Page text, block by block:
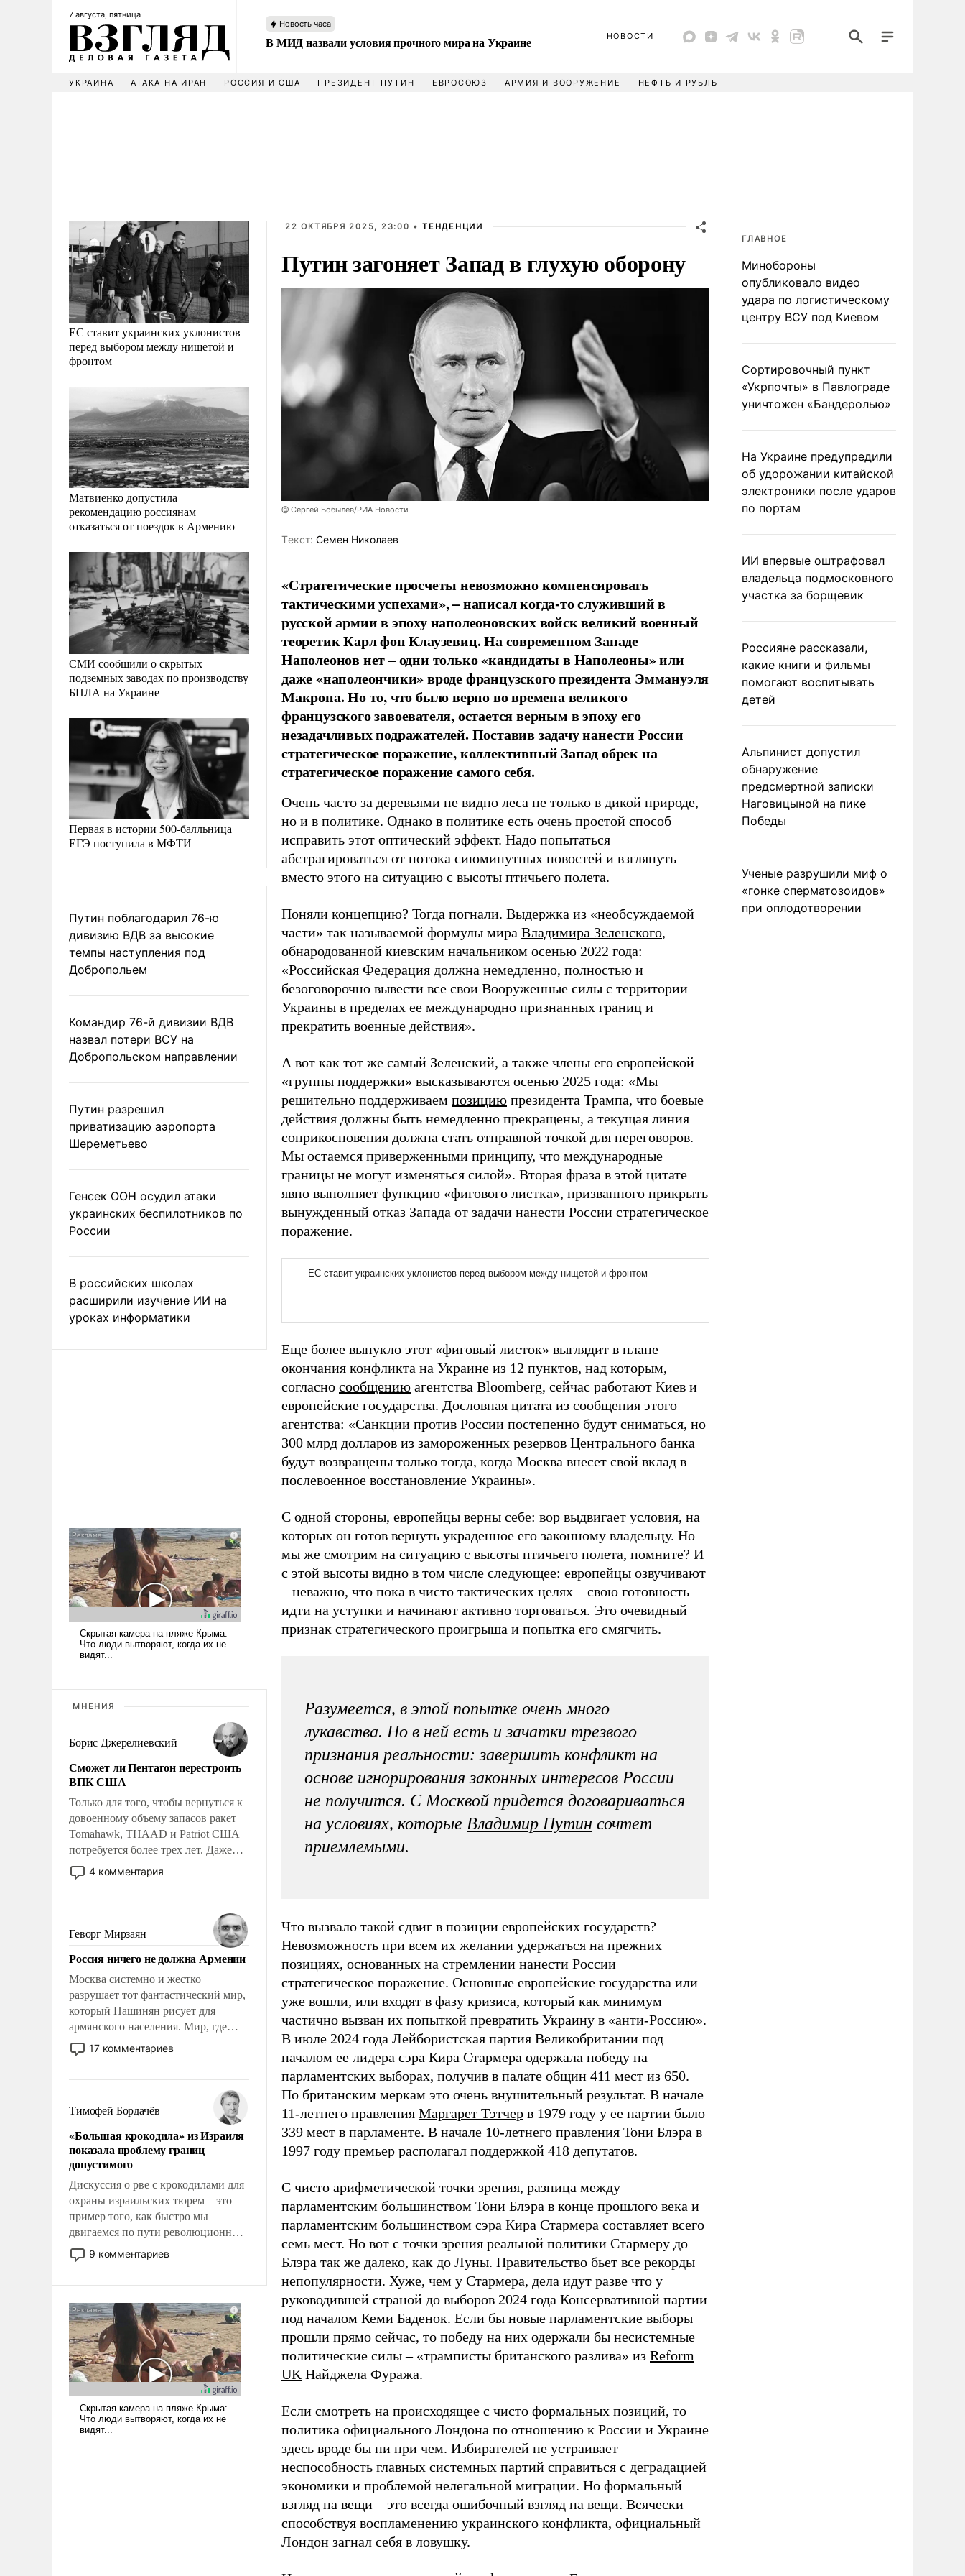
7 августа, пятница
Новость часа
В МИД назвали условия прочного мира на Украине НОВОСТИ
УКРАИНА АТАКА НА ИРАН РОССИЯ И США ПРЕЗИДЕНТ ПУТИН ЕВРОСОЮЗ АРМИЯ И ВООРУЖЕНИЕ НЕФТЬ И РУБЛЬ
ЕС ставит украинских уклонистов
перед выбором между нищетой и
фронтом
Матвиенко допустила
рекомендацию россиянам
отказаться от поездок в Армению
СМИ сообщили о скрытых
подземных заводах по производству
БПЛА на Украине
Первая в истории 500-балльница
ЕГЭ поступила в МФТИ
Путин поблагодарил 76-ю
дивизию ВДВ за высокие
темпы наступления под
Добропольем
Командир 76-й дивизии ВДВ
назвал потери ВСУ на
Добропольском направлении
Путин разрешил
приватизацию аэропорта
Шереметьево
Генсек ООН осудил атаки
украинских беспилотников по
России
В российских школах
расширили изучение ИИ на
уроках информатики
МНЕНИЯ
Борис Джерелиевский
Сможет ли Пентагон перестроить
ВПК США
Только для того, чтобы вернуться к
довоенному объему запасов ракет
Tomahawk, THAAD и Patriot США
потребуется более трех лет. Даже
небольшая война с Ираном
опустошила американские
уязвимости США, например, перед
Китаем.
4 комментария
Геворг Мирзаян
Россия ничего не должна Армении
Москва системно и жестко
разрушает тот фантастический мир,
который Пашинян рисует для
армянского населения. Мир, где
политические прожекты будут
безусловно оплачиваться за счет
где Еревану за свои поступки не
нужно отвечать.
17 комментариев
Тимофей Бордачёв
«Большая крокодила» из Израиля
показала проблему границ
допустимого
Дискуссия о рве с крокодилами для
охраны израильских тюрем – это
пример того, как быстро мы
двигаемся по пути революционных
изменений. То, что несколько лет
назад было образом для
9 комментариев
22 ОКТЯБРЯ 2025, 23:00 • ТЕНДЕНЦИИ
Путин загоняет Запад в глухую оборону
@ Сергей Бобылев/РИА Новости
Tекст: Семен Николаев
«Стратегические просчеты невозможно компенсировать
тактическими успехами», – написал когда-то служивший в
русской армии в эпоху наполеоновских войск великий военный
теоретик Карл фон Клаузевиц. На современном Западе
Наполеонов нет – одни только «кандидаты в Наполеоны» или
даже «наполеончики» вроде французского президента Эммануэля
Макрона. Но то, что было верно во времена великого
французского завоевателя, остается верным в эпоху его
незадачливых подражателей. Поставив задачу нанести России
стратегическое поражение, коллективный Запад обрек на
стратегическое поражение самого себя.
Очень часто за деревьями не видно леса не только в дикой природе,
но и в политике. Однако в политике есть очень простой способ
исправить этот оптический эффект. Надо попытаться
абстрагироваться от потока сиюминутных новостей и взглянуть
вместо этого на ситуацию с высоты птичьего полета.
Поняли концепцию? Тогда погнали. Выдержка из «необсуждаемой
части» так называемой формулы мира Владимира Зеленского,
обнародованной киевским начальником осенью 2022 года:
«Российская Федерация должна немедленно, полностью и
безоговорочно вывести все свои Вооруженные силы с территории
Украины в пределах ее международно признанных границ и
прекратить военные действия».
А вот как тот же самый Зеленский, а также члены его европейской
«группы поддержки» высказываются осенью 2025 года: «Мы
решительно поддерживаем позицию президента Трампа, что боевые
действия должны быть немедленно прекращены, а текущая линия
соприкосновения должна стать отправной точкой для переговоров.
Мы остаемся приверженными принципу, что международные
границы не могут изменяться силой». Вторая фраза в этой цитате
явно выполняет функцию «фигового листка», призванного прикрыть
вынужденный отказ Запада от задачи нанести России стратегическое
поражение.
Еще более выпукло этот «фиговый листок» выглядит в плане
окончания конфликта на Украине из 12 пунктов, над которым,
согласно сообщению агентства Bloomberg, сейчас работают Киев и
европейские государства. Дословная цитата из сообщения этого
агентства: «Санкции против России постепенно будут сниматься, но
300 млрд долларов из замороженных резервов Центрального банка
будут возвращены только тогда, когда Москва внесет свой вклад в
послевоенное восстановление Украины».
С одной стороны, европейцы верны себе: вор выдвигает условия, на
которых он готов вернуть украденное его законному владельцу. Но
мы же смотрим на ситуацию с высоты птичьего полета, помните? И
с этой высоты видно в том числе следующее: европейцы озвучивают
– неважно, что пока в чисто тактических целях – свою готовность
идти на уступки и начинают активно торговаться. Это очевидный
признак стратегического проигрыша и попытка его смягчить.
Разумеется, в этой попытке очень много
лукавства. Но в ней есть и зачатки трезвого
признания реальности: завершить конфликт на
основе игнорирования законных интересов России
не получится. С Москвой придется договариваться
на условиях, которые Владимир Путин сочтет
приемлемыми.
Что вызвало такой сдвиг в позиции европейских государств?
Невозможность при всем их желании удержаться на прежних
позициях, основанных на стремлении нанести России
стратегическое поражение. Основные европейские государства или
уже вошли, или входят в фазу кризиса, который как минимум
частично вызван их попыткой превратить Украину в «анти-Россию».
В июле 2024 года Лейбористская партия Великобритании под
началом ее лидера сэра Кира Стармера одержала победу на
парламентских выборах, получив в палате общин 411 мест из 650.
По британским меркам это очень внушительный результат. В начале
11-летнего правления Маргарет Тэтчер в 1979 году у ее партии было
339 мест в парламенте. В начале 10-летнего правления Тони Блэра в
1997 году премьер располагал поддержкой 418 депутатов.
С чисто арифметической точки зрения, разница между
парламентским большинством Тони Блэра в конце прошлого века и
парламентским большинством сэра Кира Стармера составляет всего
семь мест. Но вот с точки зрения реальной политики Стармеру до
Блэра так же далеко, как до Луны. Правительство бьет все рекорды
непопулярности. Хуже, чем у Стармера, дела идут разве что у
руководившей страной до выборов 2024 года Консервативной партии
под началом Кеми Баденок. Если бы новые парламентские выборы
прошли прямо сейчас, то победу на них одержали бы несистемные
политические силы – «трамписты британского разлива» из Reform
UK Найджела Фуража.
Если смотреть на происходящее с чисто формальных позиций, то
политика официального Лондона по отношению к России и Украине
здесь вроде бы ни при чем. Избирателей не устраивает
неспособность главных системных партий справиться с деградацией
экономики и проблемой нелегальной миграции. Но формальный
взгляд на вещи – это всегда ошибочный взгляд на вещи. Всячески
способствуя воспламенению украинского конфликта, официальный
Лондон загнал себя в ловушку.
ГЛАВНОЕ
Минобороны
опубликовало видео
удара по логистическому
центру ВСУ под Киевом
Сортировочный пункт
«Укрпочты» в Павлограде
уничтожен «Бандеролью»
На Украине предупредили
об удорожании китайской
электроники после ударов
по портам
ИИ впервые оштрафовал
владельца подмосковного
участка за борщевик
Россияне рассказали,
какие книги и фильмы
помогают воспитывать
детей
Альпинист допустил
обнаружение
предсмертной записки
Наговицыной на пике
Победы
Ученые разрушили миф о
«гонке сперматозоидов»
при оплодотворении